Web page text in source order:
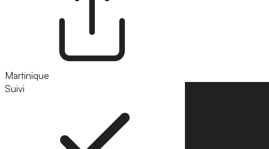
Martinique
Suivi